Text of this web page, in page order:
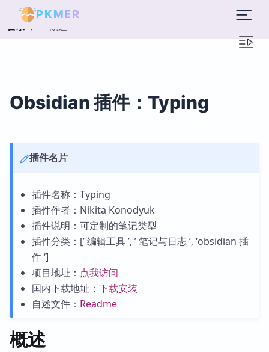
PKMER
目录 概述
Obsidian 插件：Typing
插件名片
插件名称：Typing
插件作者：Nikita Konodyuk
插件说明：可定制的笔记类型
插件分类：[’ 编辑工具 ’, ’ 笔记与日志 ’, ‘obsidian 插
件 ‘]
项目地址： 点我访问
国内下载地址： 下载安装
自述文件： Readme
概述